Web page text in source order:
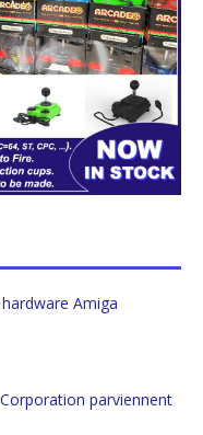
Amiga
parviennent